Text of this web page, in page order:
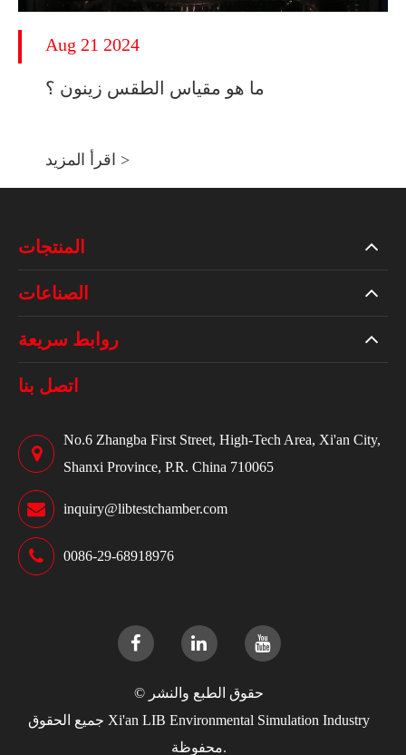
Aug 21 2024
ما هو مقياس الطقس زينون ؟
اقرأ المزيد >
المنتجات
الصناعات
روابط سريعة
اتصل بنا
No.6 Zhangba First Street, High-Tech Area, Xi'an City,
Shanxi Province, P.R. China 710065
inquiry@libtestchamber.com
0086-29-68918976
حقوق الطبع والنشر ©
Xi'an LIB Environmental Simulation Industry جميع الحقوق
محفوظة.